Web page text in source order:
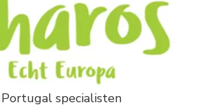
Portugal specialisten